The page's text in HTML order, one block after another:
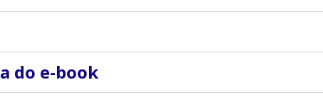
e dança há mais de 30 anos. Ela é instrutora
de Nova York, antes de prosseguir em sua
do e-book